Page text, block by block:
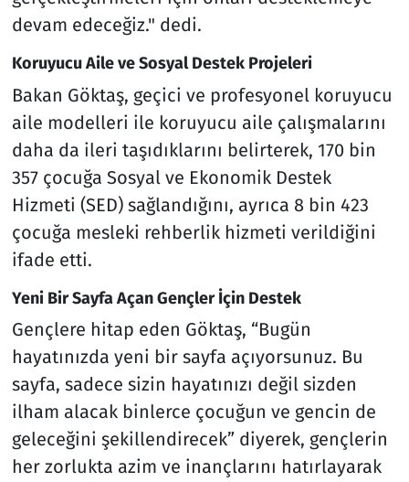
devam edeceğiz." dedi.
Koruyucu Aile ve Sosyal Destek Projeleri
Bakan Göktaş, geçici ve profesyonel koruyucu
aile modelleri ile koruyucu aile çalışmalarını
daha da ileri taşıdıklarını belirterek, 170 bin
357 çocuğa Sosyal ve Ekonomik Destek
Hizmeti (SED) sağlandığını, ayrıca 8 bin 423
çocuğa mesleki rehberlik hizmeti verildiğini
ifade etti.
Yeni Bir Sayfa Açan Gençler İçin Destek
Gençlere hitap eden Göktaş, “Bugün
hayatınızda yeni bir sayfa açıyorsunuz. Bu
sayfa, sadece sizin hayatınızı değil sizden
ilham alacak binlerce çocuğun ve gencin de
geleceğini şekillendirecek” diyerek, gençlerin
her zorlukta azim ve inançlarını hatırlayarak